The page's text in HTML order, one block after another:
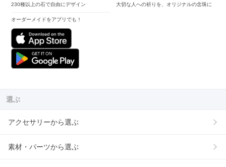
230種以上の石で自由にデザイン
オーダーメイドをアプリでも！
大切な人への祈りを、オリジナルの念珠に
選ぶ
アクセサリーから選ぶ
素材・パーツから選ぶ